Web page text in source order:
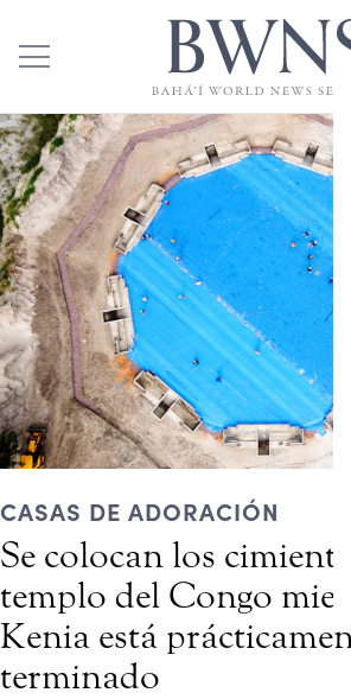
CASAS DE ADORACIÓN
Se colocan los
templo del Congo
Kenia está
terminado